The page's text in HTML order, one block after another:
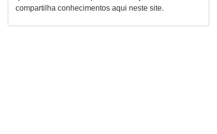
compartilha conhecimentos aqui neste site.